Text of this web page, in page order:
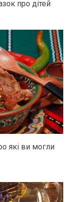
про дітей
які ви могли